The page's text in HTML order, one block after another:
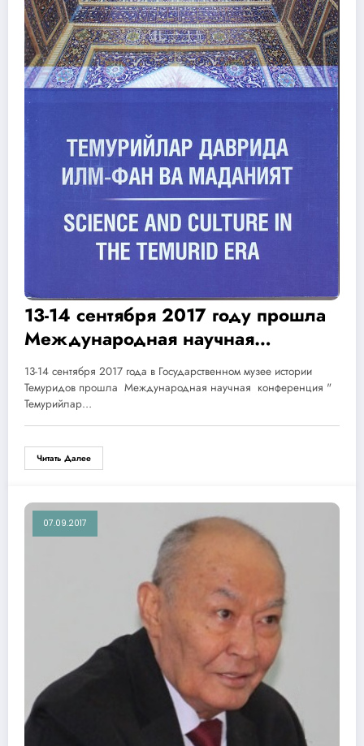
13-14 сентября 2017 году прошла
Международная научная
конференция «Темурийлар
даврида илм-фан ва маданият»
13-14 сентября 2017 года в Государственном музее истории
Темуридов прошла Международная научная конференция "
Темурийлар…
Читать Далее
07.09.2017